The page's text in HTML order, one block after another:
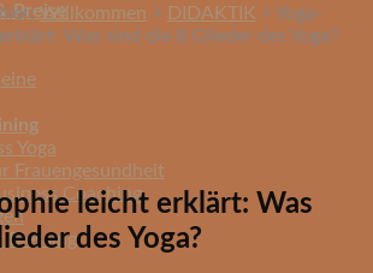
Preise
Yoga
Frauengesundheit
Coaching
Blessing
Willkommen > DIDAKTIK > Yoga-
Was sind die 8 Glieder des Yoga?
leicht erklärt: Was
des Yoga?